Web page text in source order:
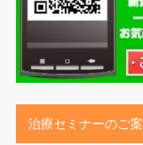
治療セミナーのご